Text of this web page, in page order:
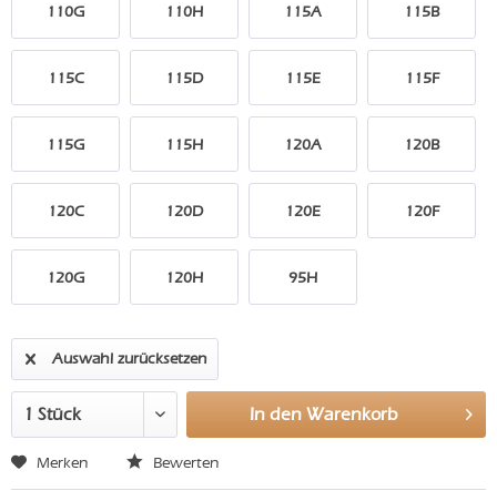
110G 110H 115A 115B
115C 115D 115E 115F
115G 115H 120A 120B
120C 120D 120E 120F
120G 120H 95H
Auswahl zurücksetzen
In den Warenkorb
Merken Bewerten